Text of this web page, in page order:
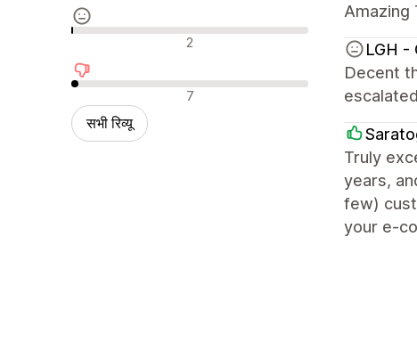
न्यूट्रल रिव्यू 2
नकारात्मक रिव्यू 7
सभी रिव्यू
Amazing
LGH -
Decent
Truly
years,
few)
your e-